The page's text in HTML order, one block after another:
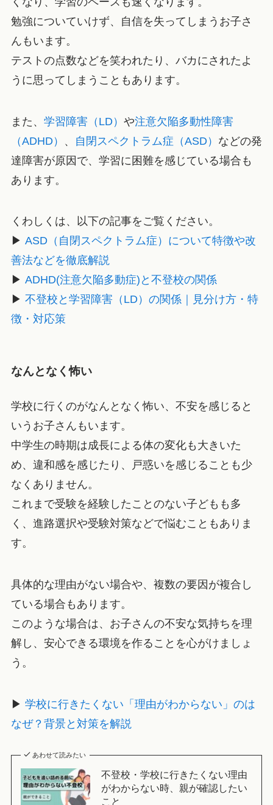
勉強についていけず、自信を失ってしまうお子さ
んもいます。
テストの点数などを笑われたり、バカにされたよ
うに思ってしまうこともあります。
また、 学習障害（LD） や注意欠陥多動性障害
（ADHD）
、 自閉スペクトラム症（ASD） などの発
達障害が原因で、学習に困難を感じている場合も
あります。
くわしくは、以下の記事をご覧ください。
▶ ASD（自閉スペクトラム症）について特徴や改
善法などを徹底解説
▶ ADHD(注意欠陥多動症)と不登校の関係
▶ 不登校と学習障害（LD）の関係｜見分け方・特
徴・対応策
なんとなく怖い
学校に行くのがなんとなく怖い、不安を感じると
いうお子さんもいます。
中学生の時期は成長による体の変化も大きいた
め、違和感を感じたり、戸惑いを感じることも少
なくありません。
これまで受験を経験したことのない子どもも多
く、進路選択や受験対策などで悩むこともありま
す。
具体的な理由がない場合や、複数の要因が複合し
ている場合もあります。
このような場合は、お子さんの不安な気持ちを理
解し、安心できる環境を作ることを心がけましょ
う。
▶ 学校に行きたくない「理由がわからない」のは
なぜ？背景と対策を解説
あわせて読みたい
不登校・学校に行きたくない理由
がわからない時、親が確認したい
こと